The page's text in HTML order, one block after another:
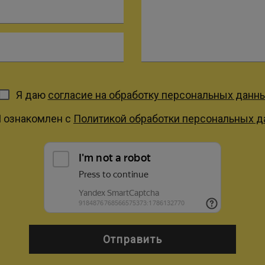
Я даю согласие на обработку персональных
ознакомлен с Политикой обработки персональных
Отправить